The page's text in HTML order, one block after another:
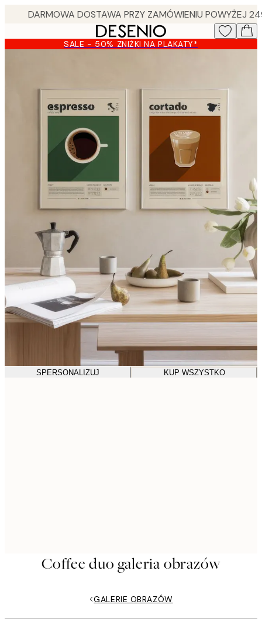
content.
SALE - 50% ZNIŻKI NA PLAKATY*
SPERSONALIZUJ KUP WSZYSTKO
Coffee duo galeria obrazów
GALERIE OBRAZÓW